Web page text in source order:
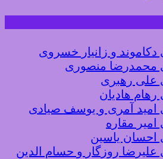
دکاموند و زانیار خسروی
محمدرضا منصوری
علی رهبری
رهام هادیان
امید آمری و یوسف صیادی
امیر مقاره
احسان یاسین
علیرضا روزگار و حسام الدین